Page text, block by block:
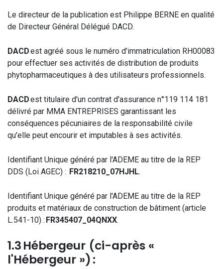
Le directeur de la publication est Philippe BERNE en qualité
de Directeur Général Délégué DACD.
DACDest agréé sous le numéro d'immatriculation RH00083
pour effectuer ses activités de distribution de produits
phytopharmaceutiques à des utilisateurs professionnels.
DACDest titulaire d'un contrat d'assurance n°119 114 181
délivré par MMA ENTREPRISES garantissant les
conséquences pécuniaires de la responsabilité civile
qu'elle peut encourir et imputables à ses activités.
Identifiant Unique généré par l'ADEME au titre de la REP
DDS (Loi AGEC) : FR218210_07HJHL.
Identifiant Unique généré par l'ADEME au titre de la REP
produits et matériaux de construction de bâtiment (article
L.541-10) : FR345407_04QNXX.
1.3 Hébergeur (ci-après «
l'Hébergeur ») :